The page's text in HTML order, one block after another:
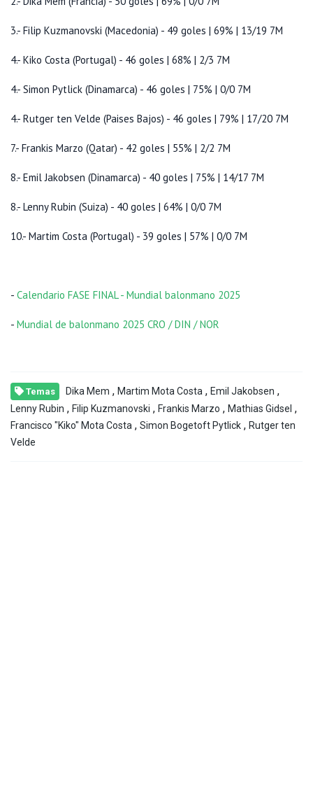
3.- Filip Kuzmanovski (Macedonia) - 49 goles | 69% | 13/19 7M
4.- Kiko Costa (Portugal) - 46 goles | 68% | 2/3 7M
4.- Simon Pytlick (Dinamarca) - 46 goles | 75% | 0/0 7M
4.- Rutger ten Velde (Paises Bajos) - 46 goles | 79% | 17/20 7M
7.- Frankis Marzo (Qatar) - 42 goles | 55% | 2/2 7M
8.- Emil Jakobsen (Dinamarca) - 40 goles | 75% | 14/17 7M
8.- Lenny Rubin (Suiza) - 40 goles | 64% | 0/0 7M
10.- Martim Costa (Portugal) - 39 goles | 57% | 0/0 7M
- Calendario FASE FINAL - Mundial balonmano 2025
- Mundial de balonmano 2025 CRO / DIN / NOR
Temas Dika Mem , Martim Mota Costa , Emil Jakobsen ,
Lenny Rubin , Filip Kuzmanovski , Frankis Marzo , Mathias Gidsel ,
Francisco "Kiko" Mota Costa , Simon Bogetoft Pytlick , Rutger ten
Velde